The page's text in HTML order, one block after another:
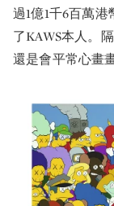
過1億1千6百萬
了KAWS本人。
還是會平常心畫